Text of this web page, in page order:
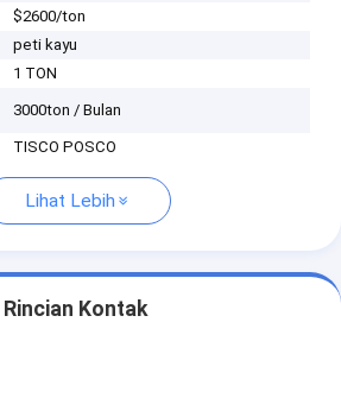
$2600/ton
peti kayu
1 TON
3000ton / Bulan
TISCO POSCO
Lihat Lebih
Rincian Kontak